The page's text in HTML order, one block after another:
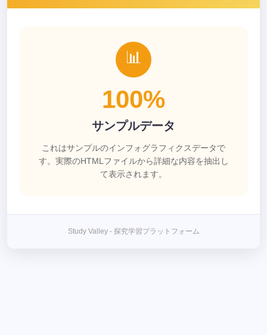
📊
100%
サンプルデータ
これはサンプルのインフォグラフィクスデータで
す。実際のHTMLファイルから詳細な内容を抽出し
て表示されます。
Study Valley - 探究学習プラットフォーム